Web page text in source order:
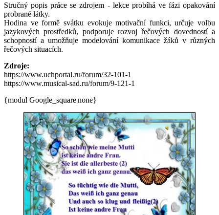
Stručný popis práce se zdrojem - lekce probíhá ve fázi opakování
probrané látky.
Hodina ve formě svátku evokuje motivační funkci, určuje volbu
jazykových prostředků, podporuje rozvoj řečových dovedností a
schopností a umožňuje modelování komunikace žáků v různých
řečových situacích.
Zdroje:
https://www.uchportal.ru/forum/32-101-1
https://www.musical-sad.ru/forum/9-121-1
{modul Google_square|none}